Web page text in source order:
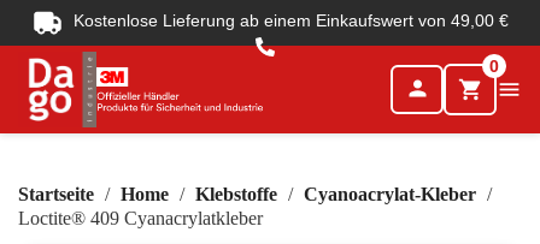
Kostenlose Lieferung ab einem Einkaufswert von 49,00 €
person shopping_cart
0

Startseite Home Klebstoffe
Cyanoacrylat-Kleber
Loctite® 409 Cyanacrylatkleber